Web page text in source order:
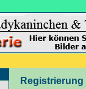
Registrierung